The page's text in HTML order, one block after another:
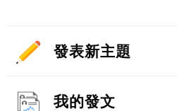
發表新主題
我的發文